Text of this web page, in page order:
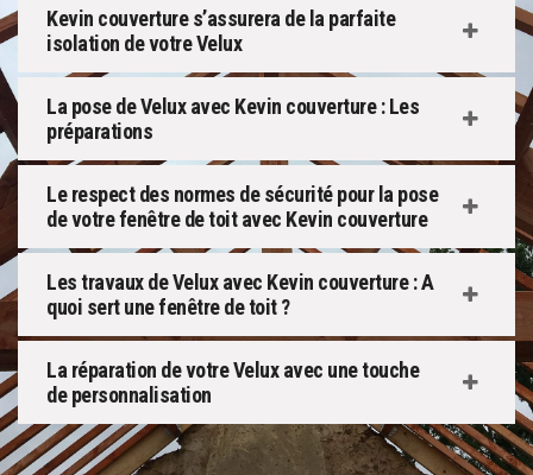
Kevin couverture s’assurera de la parfaite
isolation de votre Velux
La pose de Velux avec Kevin couverture : Les
préparations
Le respect des normes de sécurité pour la pose
de votre fenêtre de toit avec Kevin couverture
Les travaux de Velux avec Kevin couverture : A
quoi sert une fenêtre de toit ?
La réparation de votre Velux avec une touche
de personnalisation